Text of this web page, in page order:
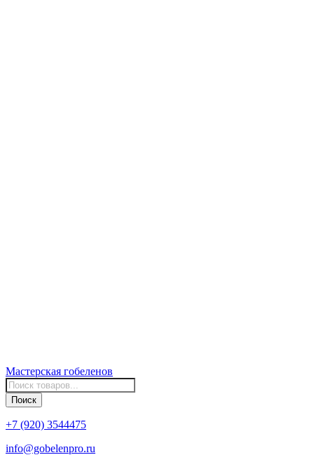
Мастерская гобеленов
Поиск
товаров
Поиск
+7 (920) 3544475
info@gobelenpro.ru